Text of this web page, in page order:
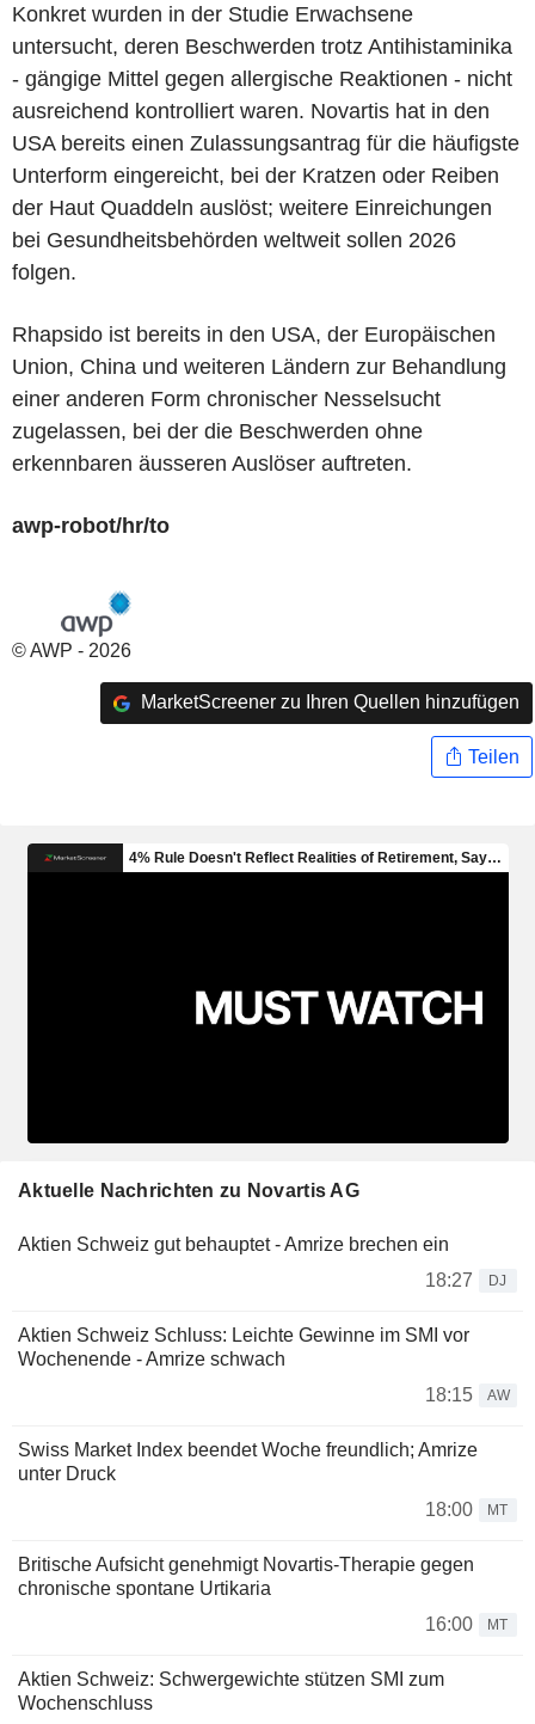
Konkret wurden in der Studie Erwachsene
untersucht, deren Beschwerden trotz Antihistaminika
- gängige Mittel gegen allergische Reaktionen - nicht
ausreichend kontrolliert waren. Novartis hat in den
USA bereits einen Zulassungsantrag für die häufigste
Unterform eingereicht, bei der Kratzen oder Reiben
der Haut Quaddeln auslöst; weitere Einreichungen
bei Gesundheitsbehörden weltweit sollen 2026
folgen.
Rhapsido ist bereits in den USA, der Europäischen
Union, China und weiteren Ländern zur Behandlung
einer anderen Form chronischer Nesselsucht
zugelassen, bei der die Beschwerden ohne
erkennbaren äusseren Auslöser auftreten.
awp-robot/hr/to
© AWP - 2026
MarketScreener zu Ihren Quellen hinzufügen
Teilen
Aktuelle Nachrichten zu Novartis AG
Aktien Schweiz gut behauptet - Amrize brechen ein
18:27
DJ
Aktien Schweiz Schluss: Leichte Gewinne im SMI vor
Wochenende - Amrize schwach
18:15
AW
Swiss Market Index beendet Woche freundlich; Amrize
unter Druck
18:00
MT
Britische Aufsicht genehmigt Novartis-Therapie gegen
chronische spontane Urtikaria
16:00
MT
Aktien Schweiz: Schwergewichte stützen SMI zum
Wochenschluss